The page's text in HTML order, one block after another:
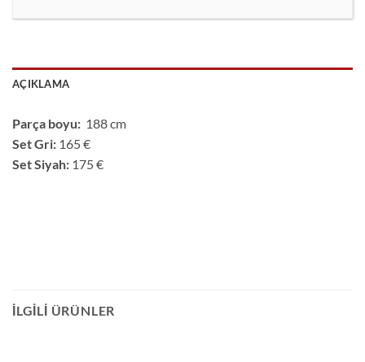
AÇIKLAMA
Parça boyu: 188 cm
Set Gri: 165 €
Set Siyah: 175 €
İLGILI ÜRÜNLER